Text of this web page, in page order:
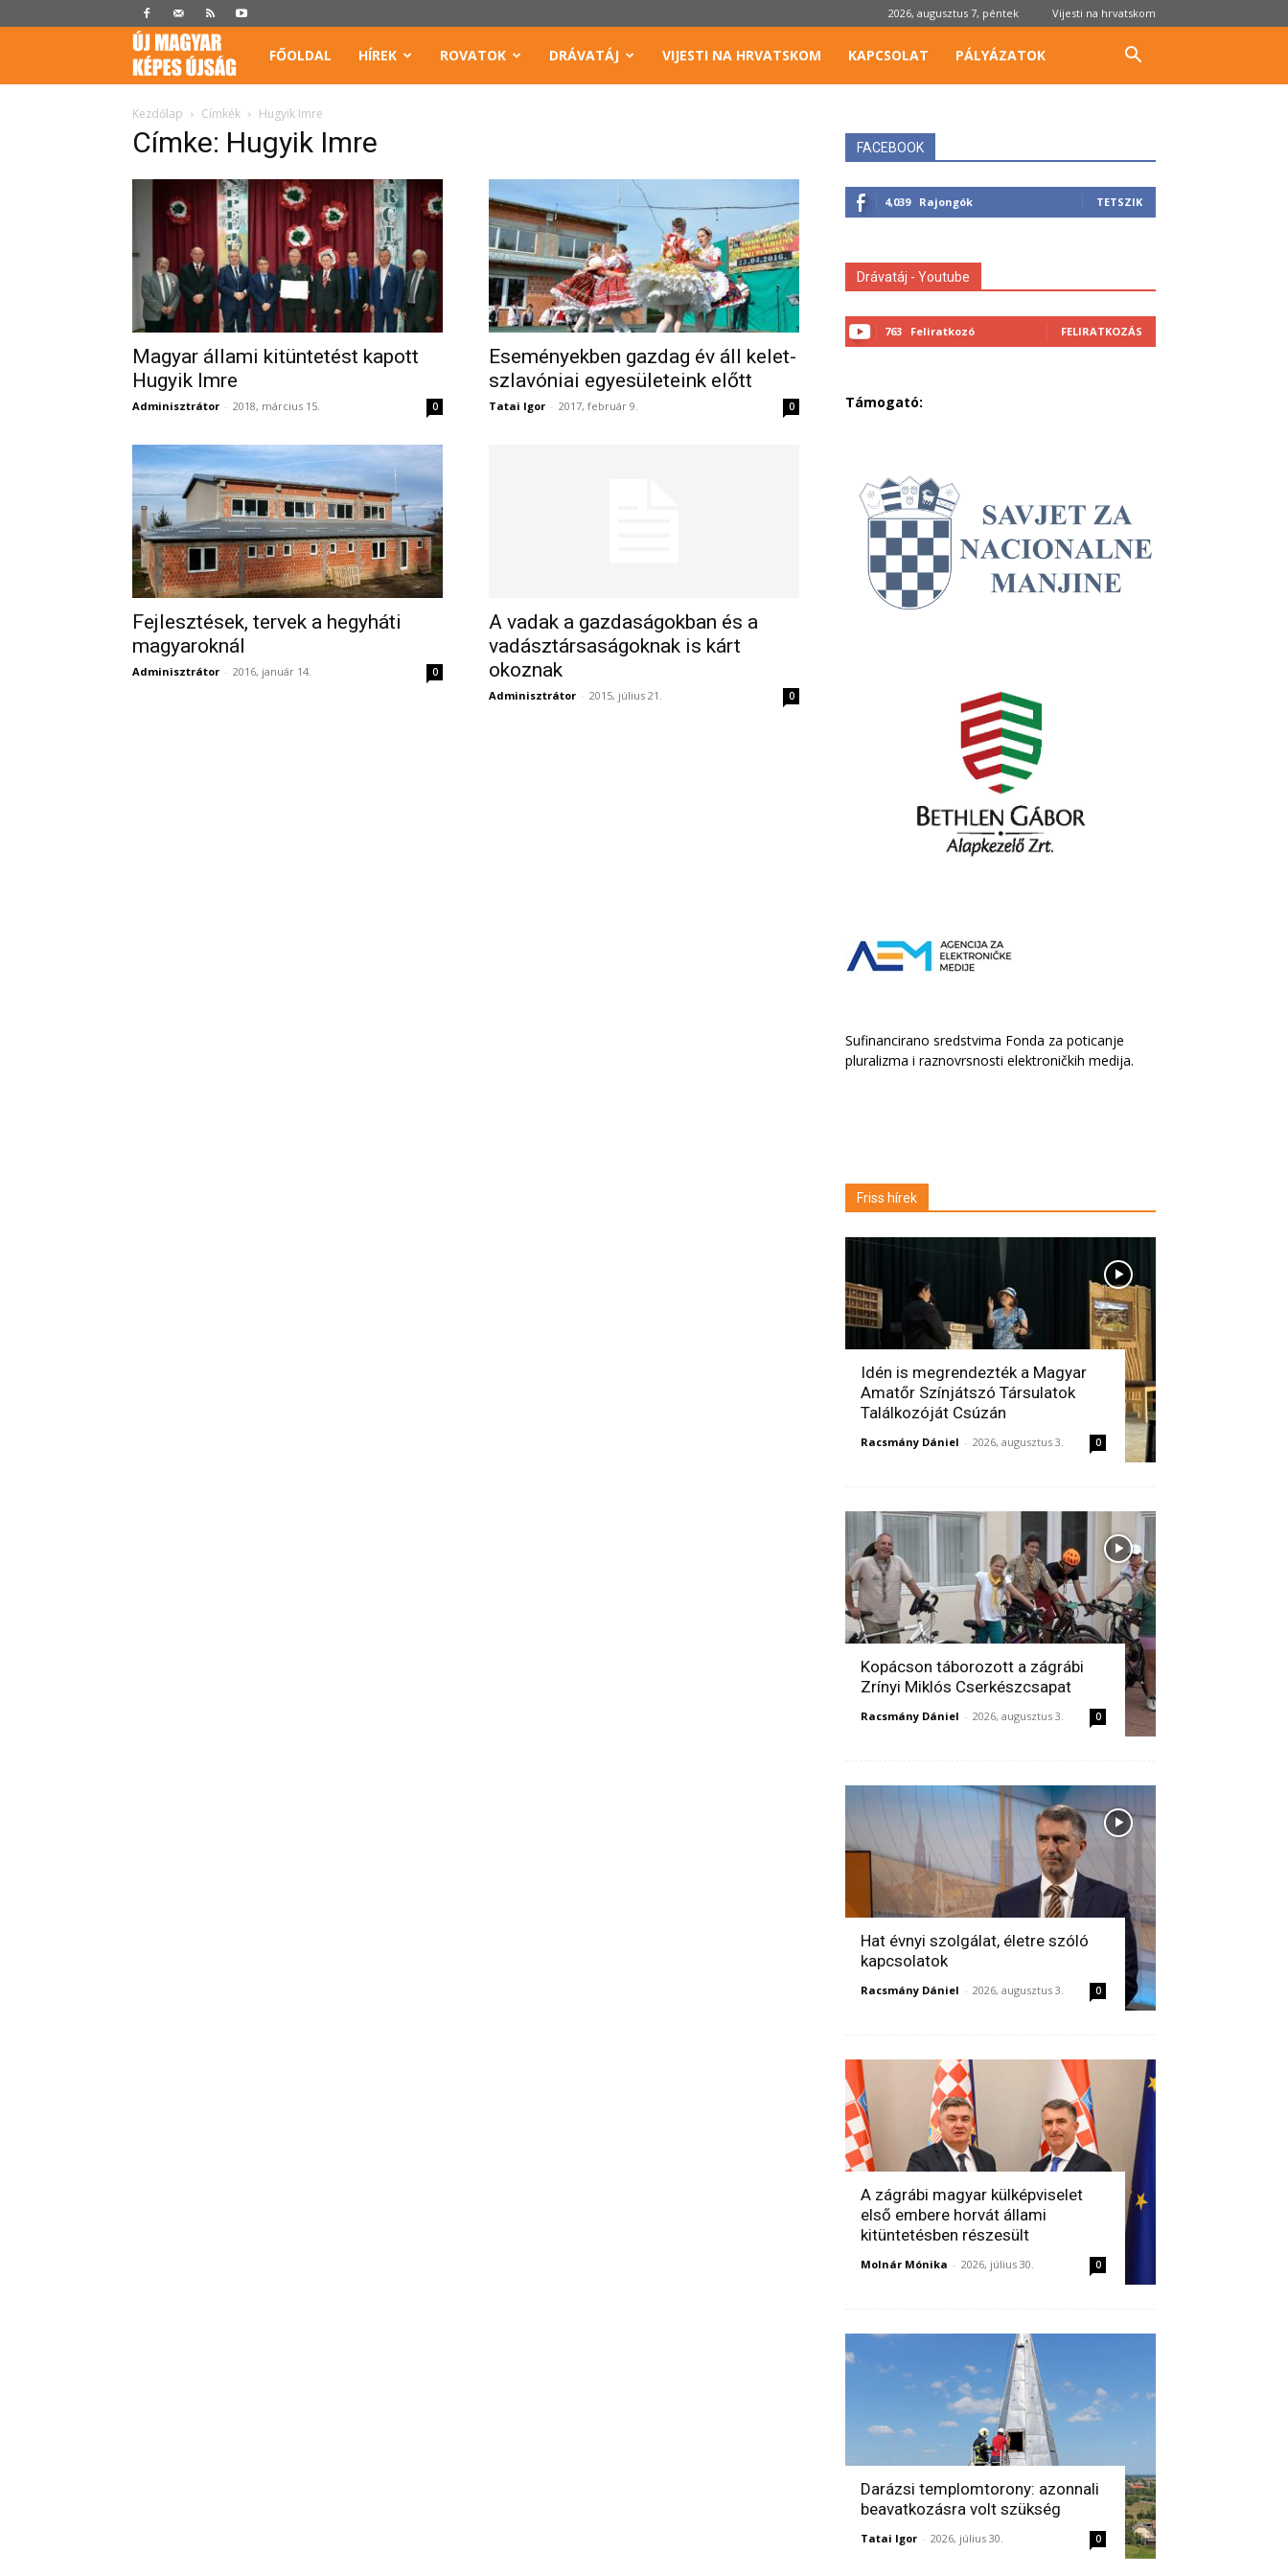
2026, augusztus 7, péntek Vijesti na hrvatskom
Képes
Újság
FŐOLDAL HÍREK ROVATOK DRÁVATÁJ VIJESTI NA HRVATSKOM KAPCSOLAT PÁLYÁZATOK
Kezdőlap Címkék Hugyik Imre
Címke: Hugyik Imre
Magyar állami kitüntetést kapott
Hugyik Imre
Adminisztrátor - 2018, március 15. 0
Eseményekben gazdag év áll kelet-
szlavóniai egyesületeink előtt
Tatai Igor - 2017, február 9. 0
Fejlesztések, tervek a hegyháti
magyaroknál
Adminisztrátor - 2016, január 14. 0
A vadak a gazdaságokban és a
vadásztársaságoknak is kárt
okoznak
Adminisztrátor - 2015, július 21. 0
FACEBOOK
4,039 Rajongók TETSZIK
Drávatáj - Youtube
763 Feliratkozó FELIRATKOZÁS
Támogató:
Sufinancirano sredstvima Fonda za poticanje
pluralizma i raznovrsnosti elektroničkih medija.
Friss hírek
Idén is megrendezték a Magyar
Amatőr Színjátszó Társulatok
Találkozóját Csúzán
Racsmány Dániel - 2026, augusztus 3. 0
Kopácson táborozott a zágrábi
Zrínyi Miklós Cserkészcsapat
Racsmány Dániel - 2026, augusztus 3. 0
Hat évnyi szolgálat, életre szóló
kapcsolatok
Racsmány Dániel - 2026, augusztus 3. 0
A zágrábi magyar külképviselet
első embere horvát állami
kitüntetésben részesült
Molnár Mónika - 2026, július 30. 0
Darázsi templomtorony: azonnali
beavatkozásra volt szükség
Tatai Igor - 2026, július 30. 0